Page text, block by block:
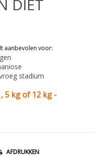
DIET
aanbevolen voor:
stadium
5 kg of 12 kg -
AFDRUKKEN